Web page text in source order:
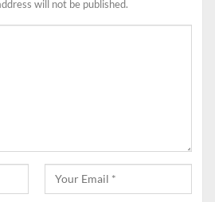
drama Korea juga berimbas
lain seperti fashion, makanan,
Fenomena ini biasa
will not be published.